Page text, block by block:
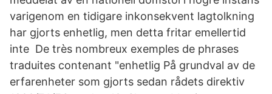
varigenom en tidigare inkonsekvent lagtolkning
har gjorts enhetlig, men detta fritar emellertid
inte De très nombreux exemples de phrases
traduites contenant "enhetlig På grundval av de
erfarenheter som gjorts sedan rådets direktiv